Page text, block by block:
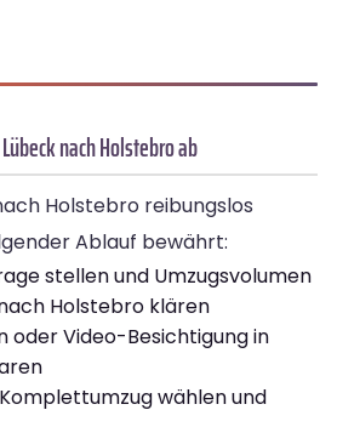
nach Holstebro ab
Holstebro reibungslos
Ablauf bewährt:
stellen und Umzugsvolumen
Holstebro klären
Video-Besichtigung in
wählen und